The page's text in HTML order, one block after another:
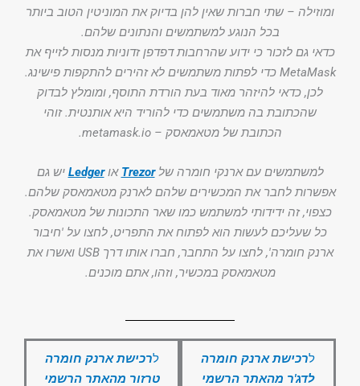
ומוזילה – שתי חברות שאין להן בדיוק את המוניטין הטוב ביותר
בכל הנוגע למשתמשים והנתונים שלהם.
כדאי גם לזכור כי ידוע שהרחבות דפדפן זדוניות מנסות לזייף את
MetaMask כדי לפתות משתמשים לא זהירים להתקפות פישינג.
לכן, כדאי להיזהר מאוד בעת הורדת התוסף, ומומלץ לבדוק
שהכתובת בה משתמשים כדי להוריד היא אותנטית. זוהי
הכתובת של מטאמאסק – metamask.io.
למשתמשים עם ארנקי חומרה שלTrezor אוLedger יש גם
אפשרות לחבר את המכשירים שלהם לארנק מטאמאסק שלהם.
כצפוי, זה ידידותי למשתמש כמו שאר התכונות של מטאמאסק.
כל שעליכם לעשות הוא לפתוח את התפריט, לחצו על 'חיבור
ארנק חומרה', לחצו על התחבר, חברו אותו דרך USB ואשרו את
מטאמאסק במכשיר, וזהו, אתם מוכנים.
לרכישת ארנק חומרה
לדג'ר מהאתר הרשמי
לרכישת ארנק חומרה
טרזור מהאתר הרשמי